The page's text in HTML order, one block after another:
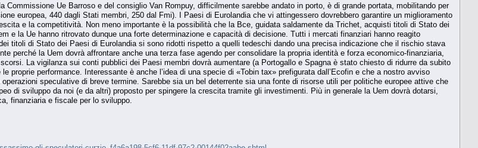
Commissione Ue Barroso e del consiglio Van Rompuy, difficilmente sarebbe andato in porto, è di grande portata, mobilitando per
europea, 440 dagli Stati membri, 250 dal Fmi). I Paesi di Eurolandia che vi attingessero dovrebbero garantire un miglioramento
e la competitività. Non meno importante è la possibilità che la Bce, guidata saldamente da Trichet, acquisti titoli di Stato dei
e la Ue hanno ritrovato dunque una forte determinazione e capacità di decisione. Tutti i mercati finanziari hanno reagito
titoli di Stato dei Paesi di Eurolandia si sono ridotti rispetto a quelli tedeschi dando una precisa indicazione che il rischio stava
perché la Uem dovrà affrontare anche una terza fase agendo per consolidare la propria identità e forza economico-finanziaria,
La vigilanza sui conti pubblici dei Paesi membri dovrà aumentare (a Portogallo e Spagna è stato chiesto di ridurre da subito
proprie performance. Interessante è anche l’idea di una specie di «Tobin tax» prefigurata dall’Ecofin e che a nostro avviso
speculative di breve termine. Sarebbe sia un bel deterrente sia una fonte di risorse utili per politiche europee attive che
di sviluppo da noi (e da altri) proposto per spingere la crescita tramite gli investimenti. Più in generale la Uem dovrà dotarsi,
finanziaria e fiscale per lo sviluppo.